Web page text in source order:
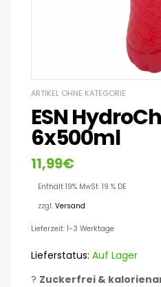
ARTIKEL OHNE KATEGORIE
ESN
6x500ml
11,99€
Enthält 19% MwSt. 19 % DE
zzgl. Versand
Lieferzeit: 1-3 Werktage
Lieferstatus: Auf Lager
? Zuckerfrei &